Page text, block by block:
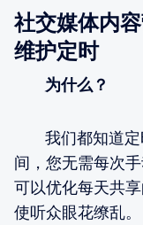
社交媒体内
维护定时
为什么？
我们都知道定
间，您无需每次
可以优化每天共
使听众眼花缭乱。